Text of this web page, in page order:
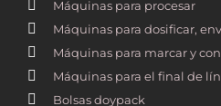
Máquinas para procesar
Máquinas para dosificar,
Máquinas para marcar y
Máquinas para el final de
Bolsas doypack